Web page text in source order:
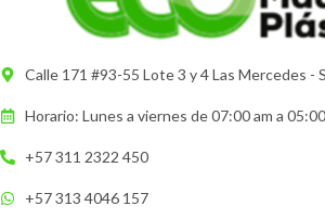
Calle 171 #93-55 Lote 3 y 4 Las Mercedes -
Horario: Lunes a viernes de 07:00 am a
+57 311 2322 450
+57 313 4046 157